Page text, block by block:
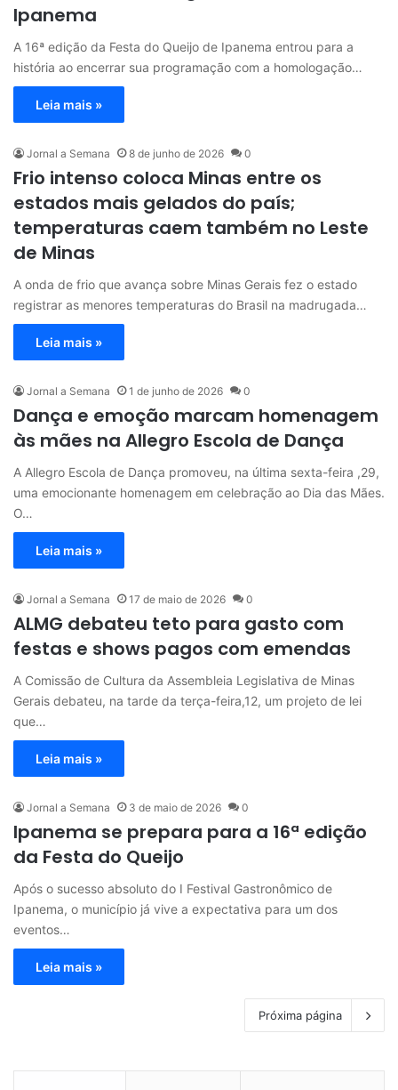
Ipanema
A 16ª edição da Festa do Queijo de Ipanema entrou para a
história ao encerrar sua programação com a homologação…
Leia mais »
Jornal a Semana 8 de junho de 2026 0
Frio intenso coloca Minas entre os
estados mais gelados do país;
temperaturas caem também no Leste
de Minas
A onda de frio que avança sobre Minas Gerais fez o estado
registrar as menores temperaturas do Brasil na madrugada…
Leia mais »
Jornal a Semana 1 de junho de 2026 0
Dança e emoção marcam homenagem
às mães na Allegro Escola de Dança
A Allegro Escola de Dança promoveu, na última sexta-feira ,29,
uma emocionante homenagem em celebração ao Dia das Mães.
O…
Leia mais »
Jornal a Semana 17 de maio de 2026 0
ALMG debateu teto para gasto com
festas e shows pagos com emendas
A Comissão de Cultura da Assembleia Legislativa de Minas
Gerais debateu, na tarde da terça-feira,12, um projeto de lei
que…
Leia mais »
Jornal a Semana 3 de maio de 2026 0
Ipanema se prepara para a 16ª edição
da Festa do Queijo
Após o sucesso absoluto do I Festival Gastronômico de
Ipanema, o município já vive a expectativa para um dos
eventos…
Leia mais »
Próxima página